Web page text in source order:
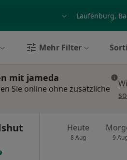
Mehr Filter
mit jameda
Sie online ohne zusätzliche
Heute
8 Aug 9